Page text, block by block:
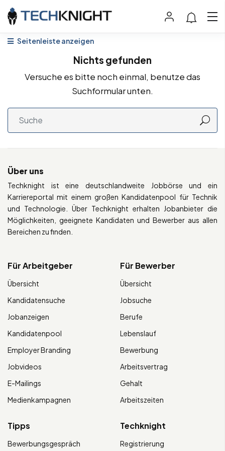
Seitenleiste anzeigen
Nichts gefunden
Versuche es bitte noch einmal, benutze das
Suchformular unten.
Über uns
Techknight ist eine deutschlandweite Jobbörse und ein
Karriereportal mit einem großen Kandidatenpool für Technik
und Technologie. Über Techknight erhalten Jobanbieter die
Möglichkeiten, geeignete Kandidaten und Bewerber aus allen
Bereichen zu finden.
Für Arbeitgeber
Übersicht
Kandidatensuche
Jobanzeigen
Kandidatenpool
Employer Branding
Jobvideos
E-Mailings
Medienkampagnen
Für Bewerber
Übersicht
Jobsuche
Berufe
Lebenslauf
Bewerbung
Arbeitsvertrag
Gehalt
Arbeitszeiten
Tipps
Bewerbungsgespräch
Techknight
Registrierung